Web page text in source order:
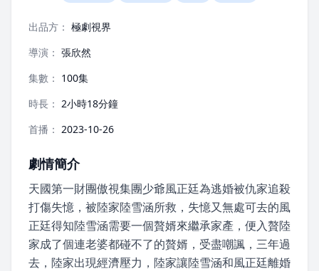
出品方： 極劇視界
導演： 張欣然
集數： 100集
時長： 2小時18分鐘
首播： 2023-10-26
劇情簡介
天國第一財團傲視集團少爺風正廷為逃婚被仇家追殺
打傷失憶，被陸家陸雪涵所救，失憶又無處可去的風
正廷得知陸雪涵需要一個贅婿來繼承家產，便入贅陸
家成了個連老婆都碰不了的贅婿，受盡嘲諷，三年過
去，陸家出現經濟壓力，陸家讓陸雪涵和風正廷離婚